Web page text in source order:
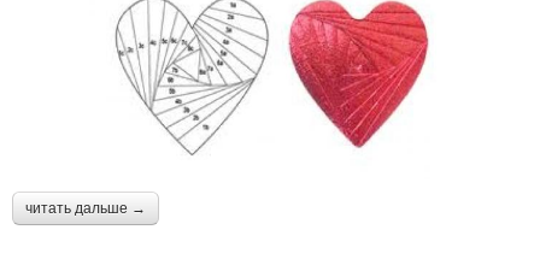
читать дальше →